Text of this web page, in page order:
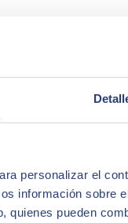
personalizar el
información sobre
quienes pueden